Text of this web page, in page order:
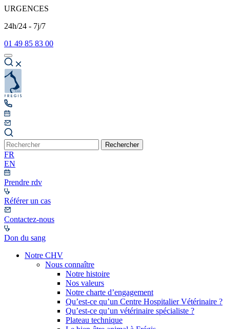
URGENCES
24h/24 - 7j/7
01 49 85 83 00
Rechercher
FR
EN
Prendre rdv
Référer un cas
Contactez-nous
Don du sang
Notre CHV
Nous connaître
Notre histoire
Nos valeurs
Notre charte d’engagement
Qu’est-ce qu’un Centre Hospitalier Vétérinaire ?
Qu’est-ce qu’un vétérinaire spécialiste ?
Plateau technique